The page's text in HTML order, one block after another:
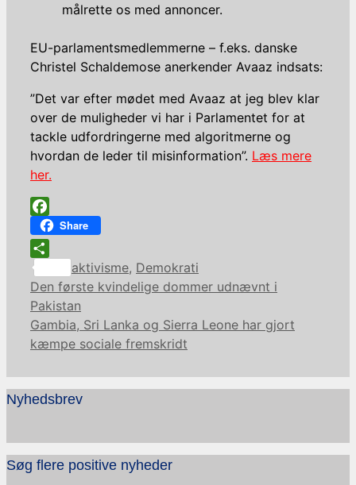
målrette os med annoncer.
EU-parlamentsmedlemmerne – f.eks. danske
Christel Schaldemose anerkender Avaaz indsats:
”Det var efter mødet med Avaaz at jeg blev klar
over de muligheder vi har i Parlamentet for at
tackle udfordringerne med algoritmerne og
hvordan de leder til misinformation”. Læs mere
her.
Facebook
Share
Share
Kategorier
aktivisme, Demokrati
Den første kvindelige dommer udnævnt i
Pakistan
Gambia, Sri Lanka og Sierra Leone har gjort
kæmpe sociale fremskridt
Nyhedsbrev
Søg flere positive nyheder